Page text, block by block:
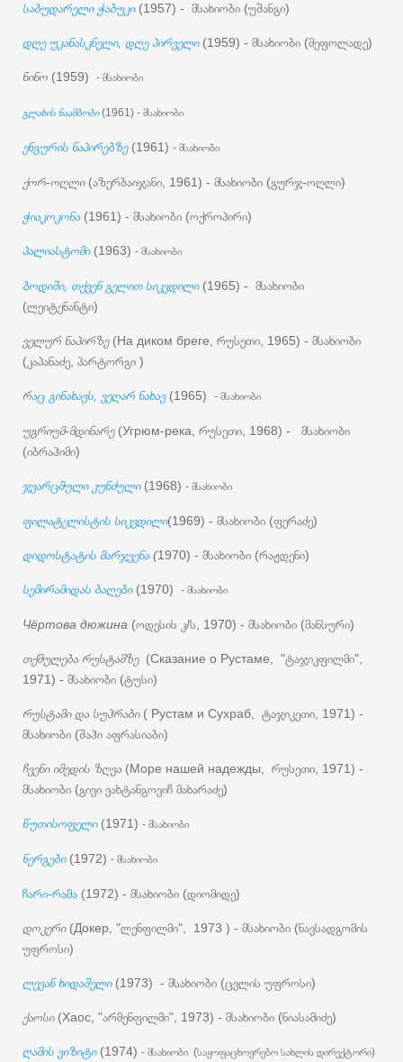
საბუდარელი ჭაბუკი (1957) - მსახიობი (უშანგი)
დღე უკანასკნელი, დღე პირველი(1959) - მსახიობი (მეფოლადე)
ნინო (1959) - მსახიობი
გლახის ნაამბობი(1961) - მსახიობი
ენგურის ნაპირებზე (1961) - მსახიობი
ქორ-ოღლი(აზერბაიჯანი, 1961) - მსახიობი (გურჯ-ოღლი)
ჭიაკოკონა (1961) - მსახიობი (ოქროპირი)
პალიასტომი(1963) - მსახიობი
ბოდიში, თქვენ გელით სიკვდილი (1965) - მსახიობი
(ლეიტენანტი)
ველურ ნაპირზე(На диком бреге, რუსეთი, 1965) - მსახიობი
(კაპანაძე, პარტორგი )
რაც გინახავს, ვეღარ ნახავ(1965) - მსახიობი
უგრიუმ-მდინარე(Угрюм-река, რუსეთი, 1968) - მსახიობი
(იბრაჰიმი)
ჯვარცმული კუნძული (1968) - მსახიობი
ფილატელისტის სიკვდილი(1969) - მსახიობი (ფერაძე)
დიდოსტატის მარჯვენა(1970) - მსახიობი (რაჟდენი)
სემირამიდას ბაღები (1970) - მსახიობი
Чёртова дюжина (ოდესის კ/ს, 1970) - მსახიობი (მანსური)
თქმულება რუსტამზე (Сказание о Рустаме, "ტაჯიკფილმი",
1971) - მსახიობი (ტუსი)
რუსტამი და სუჰრაბი( Рустам и Сухраб, ტაჯიკეთი, 1971) -
მსახიობი (შაჰი აფრასიაბი)
ჩვენი იმედის ზღვა(Море нашей надежды, რუსეთი, 1971) -
მსახიობი (გივი ვახტანგოვიჩ მახარაძე)
წუთისოფელი(1971) - მსახიობი
ნერგები(1972) - მსახიობი
ჩარი-რამა (1972) - მსახიობი (დიომიდე)
დოკერი(Докер, "ლენფილმი", 1973 ) - მსახიობი (ნავსადგომის
უფროსი)
ლევან ხიდაშელი (1973) - მსახიობი (ცვლის უფროსი)
ქაოსი(Хаос, "არმენფილმი", 1973) - მსახიობი (ნიასამიძე)
ღამის ვიზიტი (1974) - მსახიობი (საყოფაცხოვრებო სახლის დირექტორი)